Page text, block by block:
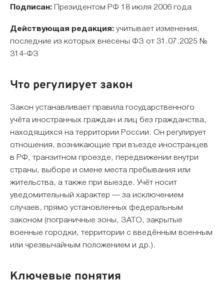
Подписан: Президентом РФ 18 июля 2006 года
Действующая редакция: учитывает изменения,
последние из которых внесены ФЗ от 31.07.2025 №
314-ФЗ
Что регулирует закон
Закон устанавливает правила государственного
учёта иностранных граждан и лиц без гражданства,
находящихся на территории России. Он регулирует
отношения, возникающие при въезде иностранцев
в РФ, транзитном проезде, передвижении внутри
страны, выборе и смене места пребывания или
жительства, а также при выезде. Учёт носит
уведомительный характер — за исключением
случаев, прямо установленных федеральным
законом (пограничные зоны, ЗАТО, закрытые
военные городки, территории с введённым военным
или чрезвычайным положением и др.).
Ключевые понятия